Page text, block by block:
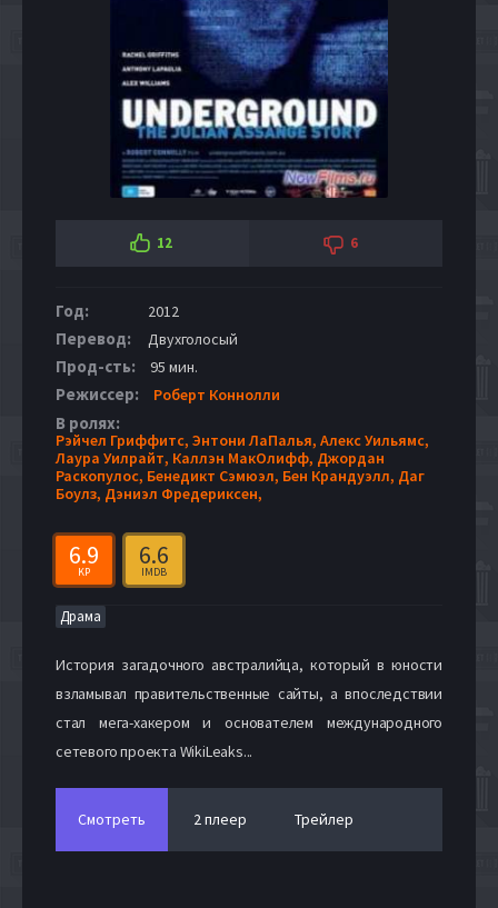
12 6
Год: 2012
Перевод: Двухголосый
Прод-сть: 95 мин.
Режиссер: Роберт Коннолли
В ролях:
Рэйчел Гриффитс, Энтони ЛаПалья, Алекс Уильямс,
Лаура Уилрайт, Каллэн МакОлифф, Джордан
Раскопулос, Бенедикт Сэмюэл, Бен Крандуэлл, Даг
Боулз, Дэниэл Фредериксен,
6.9
KP
6.6
IMDB
Драма
История загадочного австралийца, который в юности
взламывал правительственные сайты, а впоследствии
стал мега-хакером и основателем международного
сетевого проекта WikiLeaks...
Смотреть 2 плеер Трейлер